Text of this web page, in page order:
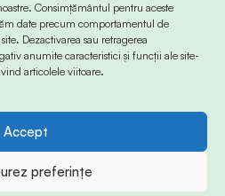
Consimțământul pentru aceste
date precum comportamentul de
Dezactivarea sau retragerea
anumite caracteristici și funcții ale site-
articolele viitoare.
Accept
preferințe
Sud-Est. All Rights Reserved.